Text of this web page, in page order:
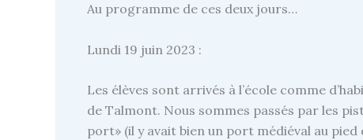
Au programme de ces deux jours…
Lundi 19 juin 2023 :
Les élèves sont arrivés à l’école comme
de Talmont. Nous sommes passés par les
port» (il y avait bien un port médiéval au